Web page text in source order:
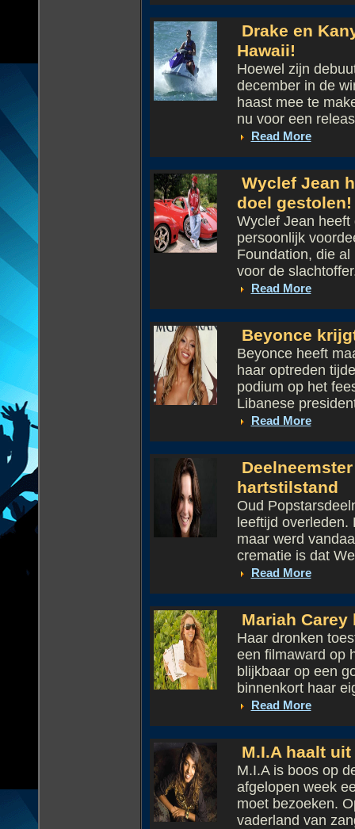
Drake en
Hawaii!
Hoewel zijn
december in de
haast mee te
nu voor een
Read More
Wyclef Jean
doel gestolen!
Wyclef Jean
persoonlijk
Foundation, die
voor de
Read More
Beyonce
Beyonce heeft
haar optreden
podium op het
Libanese
Read More
hartstilstand
Oud
leeftijd
maar werd
crematie is dat
Read More
Mariah
Haar dronken
een filmaward op
blijkbaar op een
binnenkort haar
Read More
M.I.A haalt
M.I.A is boos op
afgelopen week
moet bezoeken.
vaderland van